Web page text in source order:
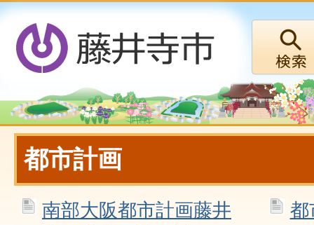
都市計画
南部大阪都市計画藤井
都